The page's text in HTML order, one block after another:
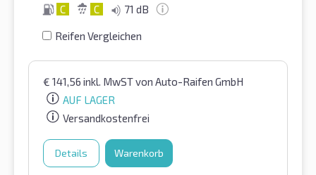
C C 71 dB
Reifen Vergleichen
€ 141,56 inkl. MwSTvon Auto-Raifen GmbH
AUF LAGER
Versandkostenfrei
Details Warenkorb